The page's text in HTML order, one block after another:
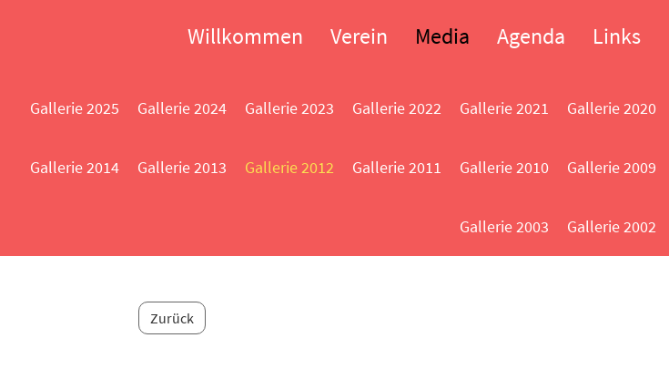
Willkommen Verein Media Agenda Links
Gallerie 2025 Gallerie 2024 Gallerie 2023 Gallerie 2022 Gallerie 2021 Gallerie 2020
Gallerie 2014 Gallerie 2013 Gallerie 2012 Gallerie 2011 Gallerie 2010 Gallerie 2009
Gallerie 2003 Gallerie 2002
Zurück